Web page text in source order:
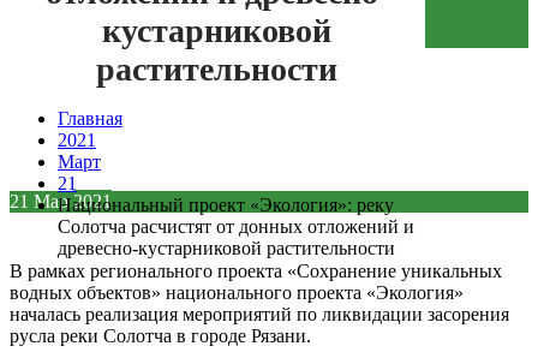
Зеленая кнопка
кустарниковой
растительности
Главная
2021
Март
21
Национальный проект «Экология»: реку
Солотча расчистят от донных отложений и
древесно-кустарниковой растительности
21 Мар2021
В рамках регионального проекта «Сохранение уникальных
водных объектов» национального проекта «Экология»
началась реализация мероприятий по ликвидации засорения
русла реки Солотча в городе Рязани.